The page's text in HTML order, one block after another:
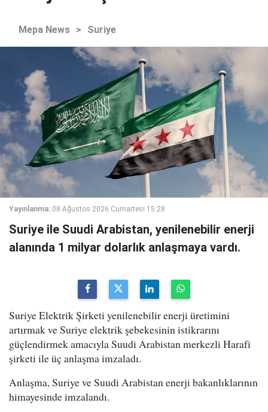
Mepa News > Suriye
Yayınlanma: 08 Ağustos 2026 Cumartesi 15:28
Suriye ile Suudi Arabistan, yenilenebilir enerji
alanında 1 milyar dolarlık anlaşmaya vardı.
Suriye Elektrik Şirketi yenilenebilir enerji üretimini
artırmak ve Suriye elektrik şebekesinin istikrarını
güçlendirmek amacıyla Suudi Arabistan merkezli Harafi
şirketi ile üç anlaşma imzaladı.
Anlaşma, Suriye ve Suudi Arabistan enerji bakanlıklarının
himayesinde imzalandı.